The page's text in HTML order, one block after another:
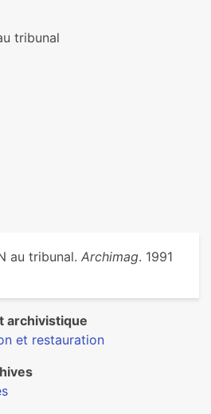
tribunal
au tribunal. Archimag. 1991
archivistique
et restauration